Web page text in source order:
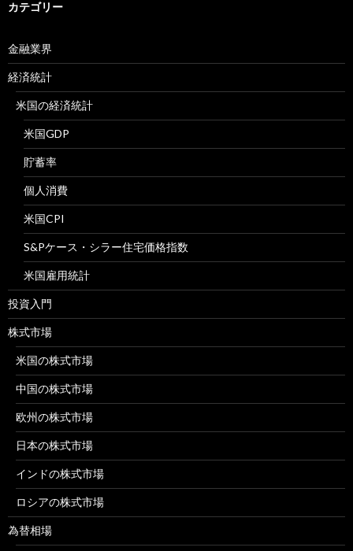
カテゴリー
金融業界
経済統計
米国の経済統計
米国GDP
貯蓄率
個人消費
米国CPI
S&Pケース・シラー住宅価格指数
米国雇用統計
投資入門
株式市場
米国の株式市場
中国の株式市場
欧州の株式市場
日本の株式市場
インドの株式市場
ロシアの株式市場
為替相場